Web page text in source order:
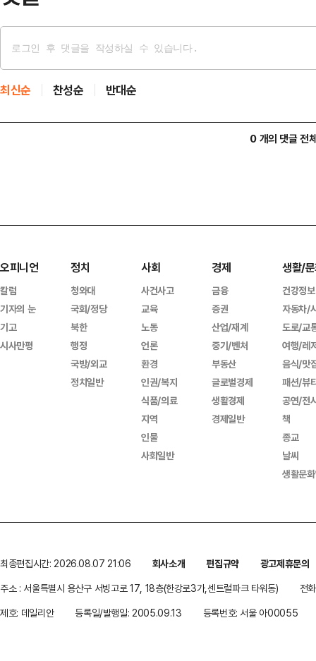
최신순 찬성순 반대순
0 개의 댓글 전
오피니언
칼럼
기자의 눈
기고
시사만평
정치
청와대
국회/정당
북한
행정
국방/외교
정치일반
사회
사건사고
교육
노동
언론
환경
인권/복지
식품/의료
지역
인물
사회일반
경제
금융
증권
산업/재계
중기/벤처
부동산
글로벌경제
생활경제
경제일반
생활/
건강정보
자동차/
도로/교
여행/레
음식/맛
패션/뷰
공연/전
책
종교
날씨
생활문
최종편집시간: 2026.08.07 21:06 회사소개 편집규약
광고제휴문의
주소 : 서울특별시 용산구 서빙고로 17, 18층(한강로3가,센트럴파크 타워동)
전
제호: 데일리안
등록일/발행일: 2005.09.13 등록번호: 서울 아00055